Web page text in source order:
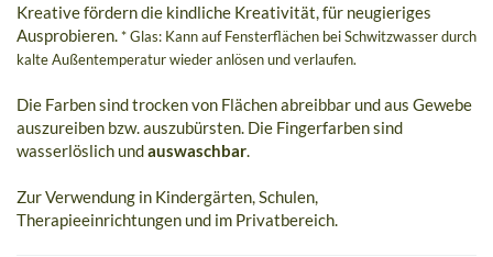
Kreative fördern die kindliche Kreativität, für neugieriges
Ausprobieren. * Glas: Kann auf Fensterflächen bei Schwitzwasser durch
kalte Außentemperatur wieder anlösen und verlaufen.
Die Farben sind trocken von Flächen abreibbar und aus Gewebe
auszureiben bzw. auszubürsten. Die Fingerfarben sind
wasserlöslich undauswaschbar
Zur Verwendung in Kindergärten, Schulen,
Therapieeinrichtungen und im Privatbereich.